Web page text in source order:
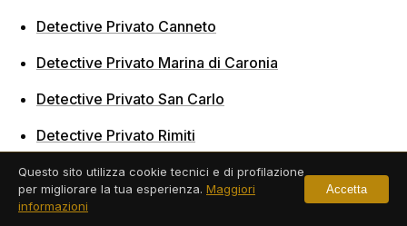
Detective Privato Canneto
Detective Privato Marina di Caronia
Detective Privato San Carlo
Detective Privato Rimiti
Detective Privato Sfaranda
Detective Privato Bafia
Questo sito utilizza cookie tecnici e di profilazione
per migliorare la tua esperienza. Maggiori
informazioni
Accetta